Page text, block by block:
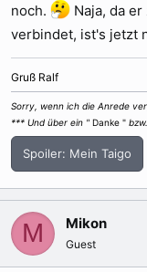
noch.
Naja, da
verbindet, ist's jetzt
Gruß Ralf
Sorry, wenn ich die Anrede
*** Und über ein " Danke " bzw.
Spoiler: Mein Taigo
M Mikon
Guest